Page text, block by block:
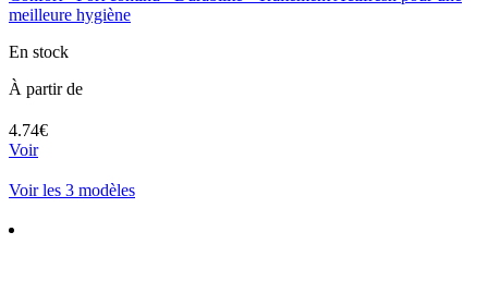
meilleure hygiène
En stock
À partir de
4.74€
Voir
Voir les 3 modèles